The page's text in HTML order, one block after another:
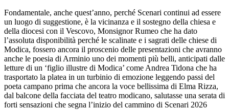
Fondamentale, anche quest’anno, perché Scenari continui ad essere
un luogo di suggestione, è la vicinanza e il sostegno della chiesa e
della diocesi con il Vescovo, Monsignor Rumeo che ha dato
l’assoluta disponibilità perché le scalinate e i sagrati delle chiese di
Modica, fossero ancora il proscenio delle presentazioni che avranno
anche le poesia di Arminio uno dei momenti più belli, anticipati dalle
letture di un ‘figlio illustre di Modica’ come Andrea Tidona che ha
trasportato la platea in un turbinio di emozione leggendo passi del
poeta campano prima che ancora la voce bellissima di Elma Rizza,
dal balcone della facciata del teatro modicano, salutasse una serata di
forti sensazioni che segna l’inizio del cammino di Scenari 2026